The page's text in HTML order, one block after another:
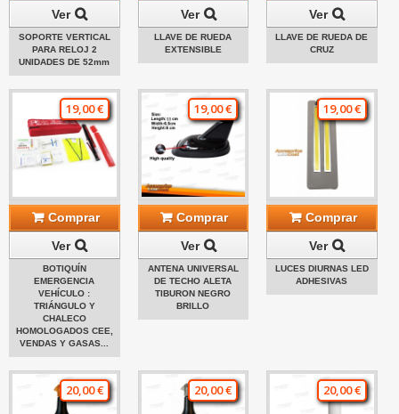
Ver
SOPORTE VERTICAL
PARA RELOJ 2
UNIDADES DE 52mm
Ver
LLAVE DE RUEDA
EXTENSIBLE
Ver
LLAVE DE RUEDA DE
CRUZ
19,00 €
Comprar
Ver
BOTIQUÍN
EMERGENCIA
VEHÍCULO :
TRIÁNGULO Y
CHALECO
HOMOLOGADOS CEE,
VENDAS Y GASAS...
19,00 €
Comprar
Ver
ANTENA UNIVERSAL
DE TECHO ALETA
TIBURON NEGRO
BRILLO
19,00 €
Comprar
Ver
LUCES DIURNAS LED
ADHESIVAS
20,00 € 20,00 € 20,00 €